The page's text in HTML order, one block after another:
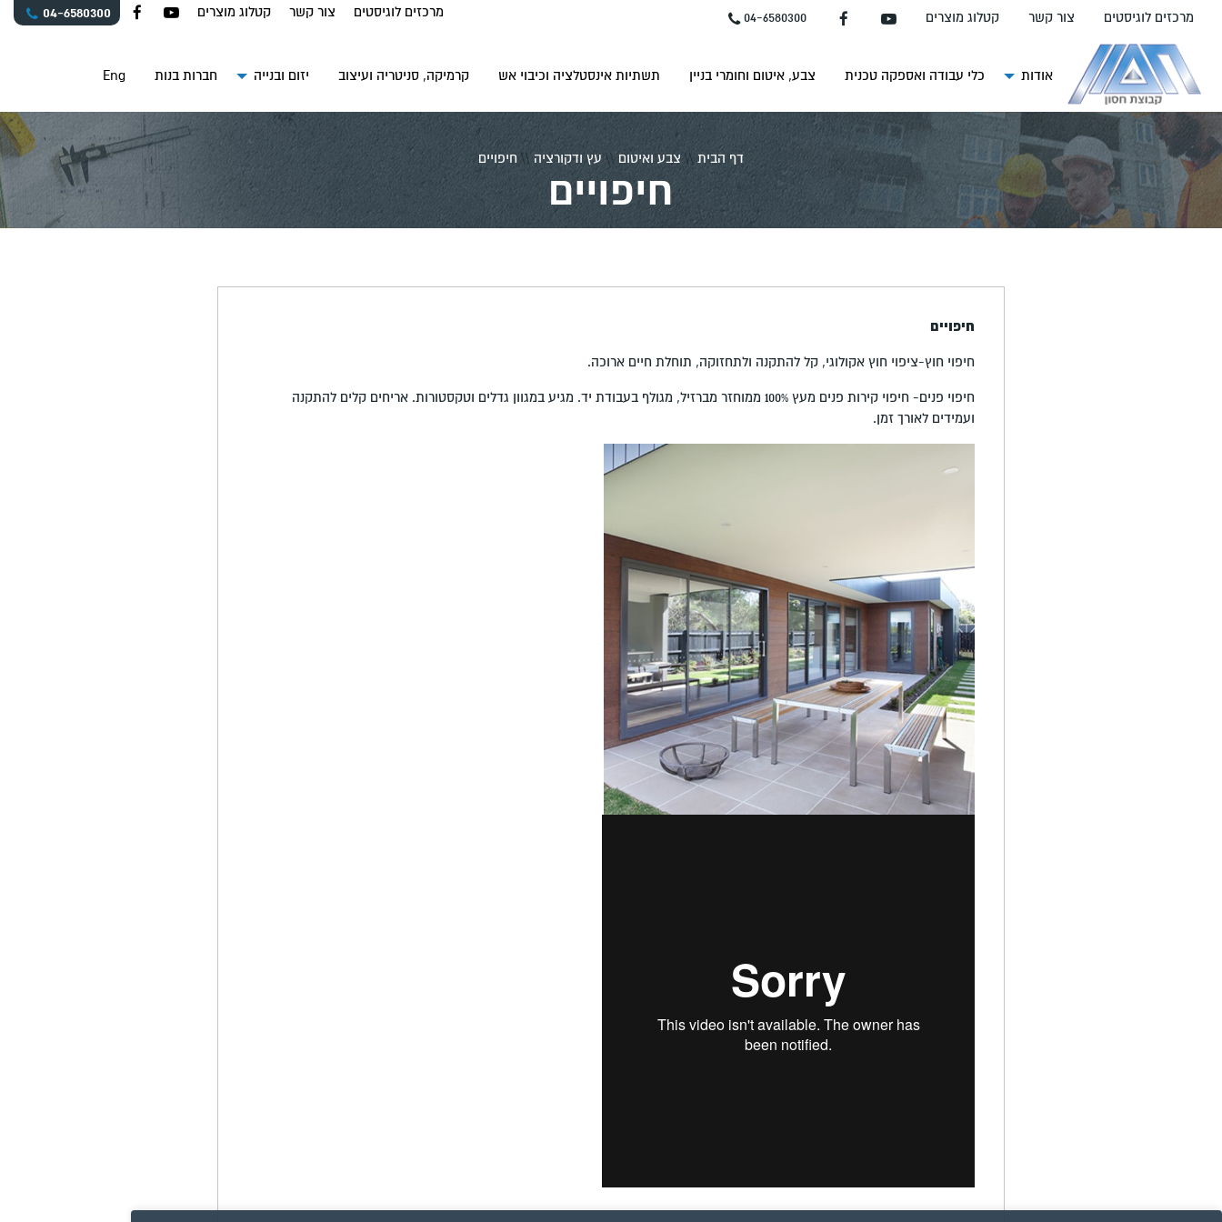
העמוד
מרכזים לוגיסטים צור קשר קטלוג מוצרים 04-6580300 מרכזים לוגיסטים צור קשר קטלוג מוצרים 04-6580300
אודות כלי עבודה ואספקה טכנית צבע, איטום וחומרי בניין תשתיות אינסטלציה וכיבוי אש קרמיקה, סניטריה ועיצוב יזום ובנייה חברות בנות Eng
דף הבית \\ צבע ואיטום\\עץ ודקורציה \\ חיפויים
חיפויים
חיפויים
חיפוי חוץ-ציפוי חוץ אקולוגי, קל להתקנה ולתחזוקה, תוחלת חיים ארוכה.
חיפוי פנים- חיפוי קירות פנים מעץ 100% ממוחזר מברזיל, מגולף בעבודת יד. מגיע במגוון גדלים וטקסטורות. אריחים קלים להתקנה
ועמידים לאורך זמן.